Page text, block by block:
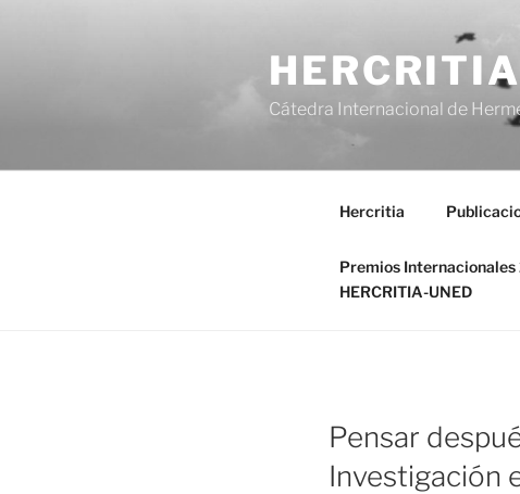
HERCRITIA
Cátedra Internacional de
Hercritia
Premios
HERCRITIA-UNED
Pensar
Investigación